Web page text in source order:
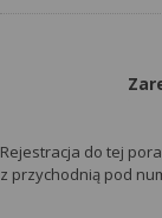
Rejestracja do tej
z przychodnią pod